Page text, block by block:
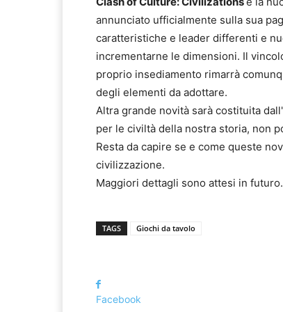
annunciato ufficialmente sulla sua
caratteristiche e leader differenti e
incrementarne le dimensioni. Il
proprio insediamento rimarrà
degli elementi da adottare.
Altra grande novità sarà costituita
per le civiltà della nostra storia, non
Resta da capire se e come queste
civilizzazione.
Maggiori dettagli sono attesi in futuro.
TAGS Giochi da tavolo
Facebook